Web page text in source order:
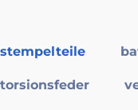
stempelteile
torsionsfeder